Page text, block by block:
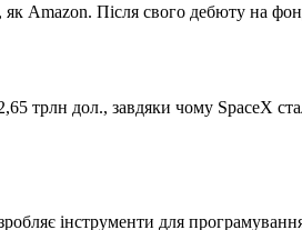
Amazon. Після свого дебюту на
трлн дол., завдяки чому SpaceX
інструменти для